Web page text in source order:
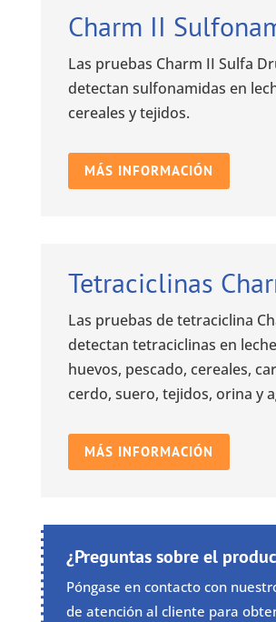
Charm II
Las pruebas Charm II Sulfa
detectan sulfonamidas en
cereales y tejidos.
MÁS INFORMACIÓN
Tetraciclinas
Las pruebas de tetraciclina
detectan tetraciclinas en
huevos, pescado, cereales,
cerdo, suero, tejidos, orina y
MÁS INFORMACIÓN
¿Preguntas sobre el
Póngase en contacto con
de atención al cliente para